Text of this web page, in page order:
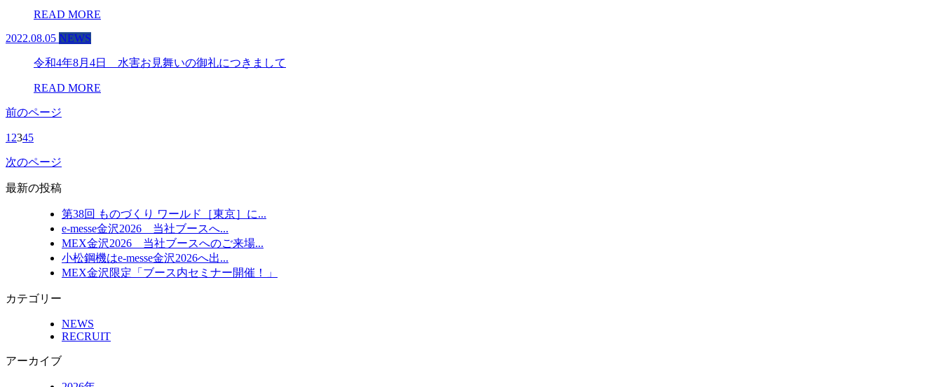
READ MORE
2022.08.05 NEWS
令和4年8月4日 水害お見舞いの御礼につきまして
READ MORE
前のページ
1 2345
次のページ
最新の投稿
第38回 ものづくり ワールド［東京］に...
e-messe金沢2026 当社ブースへ...
MEX金沢2026 当社ブースへのご来場...
小松鋼機はe-messe金沢2026へ出...
MEX金沢限定「ブース内セミナー開催！」
カテゴリー
NEWS
RECRUIT
アーカイブ